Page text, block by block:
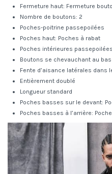
Fermeture haut: Fermeture
Nombre de boutons: 2
Poches-poitrine passepoilées
Poches haut: Poches à rabat
Poches intérieures passepoilées
Boutons se chevauchant au
Fente d’aisance latérales dans
Entièrement doublé
Longueur standard
Poches basses sur le devant:
Poches basses à l’arrière: